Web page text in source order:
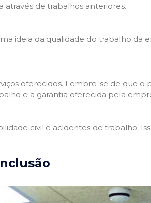
de trabalhos anteriores.
ideia da qualidade do trabalho da
oferecidos. Lembre-se de que o
e a garantia oferecida pela
civil e acidentes de trabalho.